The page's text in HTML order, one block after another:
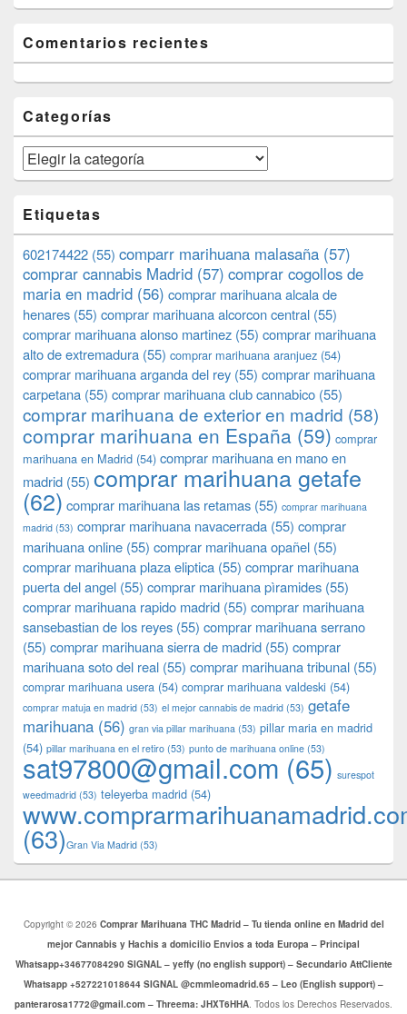
Comentarios recientes
Categorías
Categorías
Etiquetas
602174422 (55) comparr marihuana malasaña (57)
comprar cannabis Madrid (57) comprar cogollos de
maria en madrid (56) comprar marihuana alcala de
henares (55) comprar marihuana alcorcon central (55)
comprar marihuana alonso martinez (55) comprar marihuana
alto de extremadura (55) comprar marihuana aranjuez (54)
comprar marihuana arganda del rey (55) comprar marihuana
carpetana (55) comprar marihuana club cannabico (55)
comprar marihuana de exterior en madrid (58)
comprar marihuana en España (59) comprar
marihuana en Madrid (54) comprar marihuana en mano en
madrid (55) comprar marihuana getafe
(62) comprar marihuana las retamas (55) comprar marihuana
madrid (53) comprar marihuana navacerrada (55) comprar
marihuana online (55) comprar marihuana opañel (55)
comprar marihuana plaza eliptica (55) comprar marihuana
puerta del angel (55) comprar marihuana pìramides (55)
comprar marihuana rapido madrid (55) comprar marihuana
sansebastian de los reyes (55) comprar marihuana serrano
(55) comprar marihuana sierra de madrid (55) comprar
marihuana soto del real (55) comprar marihuana tribunal (55)
comprar marihuana usera (54) comprar marihuana valdeski (54)
comprar matuja en madrid (53) el mejor cannabis de madrid (53) getafe
marihuana (56) gran via pillar marihuana (53) pillar maria en madrid
(54) pillar marihuana en el retiro (53) punto de marihuana online (53)
sat97800@gmail.com (65) surespot
weedmadrid (53) teleyerba madrid (54)
(63)​​Gran Via Madrid (53)
Copyright © 2026 Comprar Marihuana THC Madrid – Tu tienda online en Madrid del
mejor Cannabis y Hachis a domicilio Envios a toda Europa – Principal
Whatsapp+34677084290 SIGNAL – yeffy (no english support) – Secundario AttCliente
Whatsapp +527221018644 SIGNAL @cmmleomadrid.65 – Leo (English support) –
panterarosa1772@gmail.com – Threema: JHXT6HHA. Todos los Derechos Reservados.